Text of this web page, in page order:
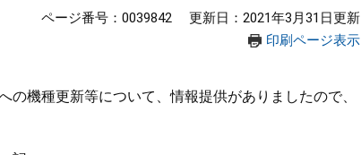
ページ番号：0039842
更新日：2021年3月31日更新
印刷ページ表示
機種更新等について、情報提供がありましたので、